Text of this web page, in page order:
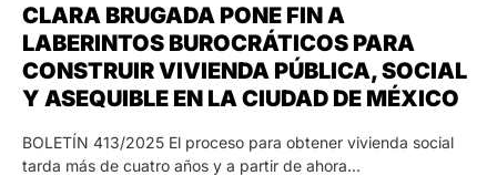
CLARA BRUGADA PONE FIN A
LABERINTOS BUROCRÁTICOS PARA
CONSTRUIR VIVIENDA PÚBLICA, SOCIAL
Y ASEQUIBLE EN LA CIUDAD DE MÉXICO
BOLETÍN 413/2025 El proceso para obtener vivienda social
tarda más de cuatro años y a partir de ahora…